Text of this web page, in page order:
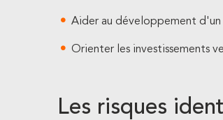
Aider au développement
Orienter les investissements
Les risques